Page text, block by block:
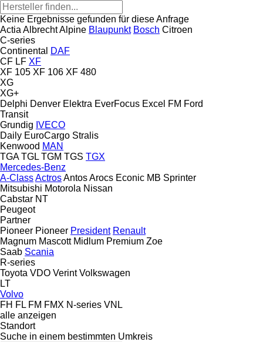
Keine Ergebnisse gefunden für diese Anfrage
Actia AlbrechtAlpine Blaupunkt Bosch Citroen
C-series
Continental
DAF
CF LF XF
XF 105 XF 106 XF 480
XG
XG+
Delphi Denver Elektra EverFocus Excel FM Ford
Transit
Grundig IVECO
Daily EuroCargo Stralis
Kenwood MAN
TGA TGL TGM TGS TGX
Mercedes-Benz
A-ClassActrosAntosArocs Econic MB Sprinter
Mitsubishi Motorola Nissan
Cabstar NT
Peugeot
Partner
Pioneer Pioneer President Renault
Magnum Mascott Midlum Premium Zoe
Saab Scania
R-series
Toyota VDO Verint Volkswagen
LT
Volvo
FH FL FM FMX N-series VNL
alle anzeigen
Standort
Suche in einem bestimmten Umkreis